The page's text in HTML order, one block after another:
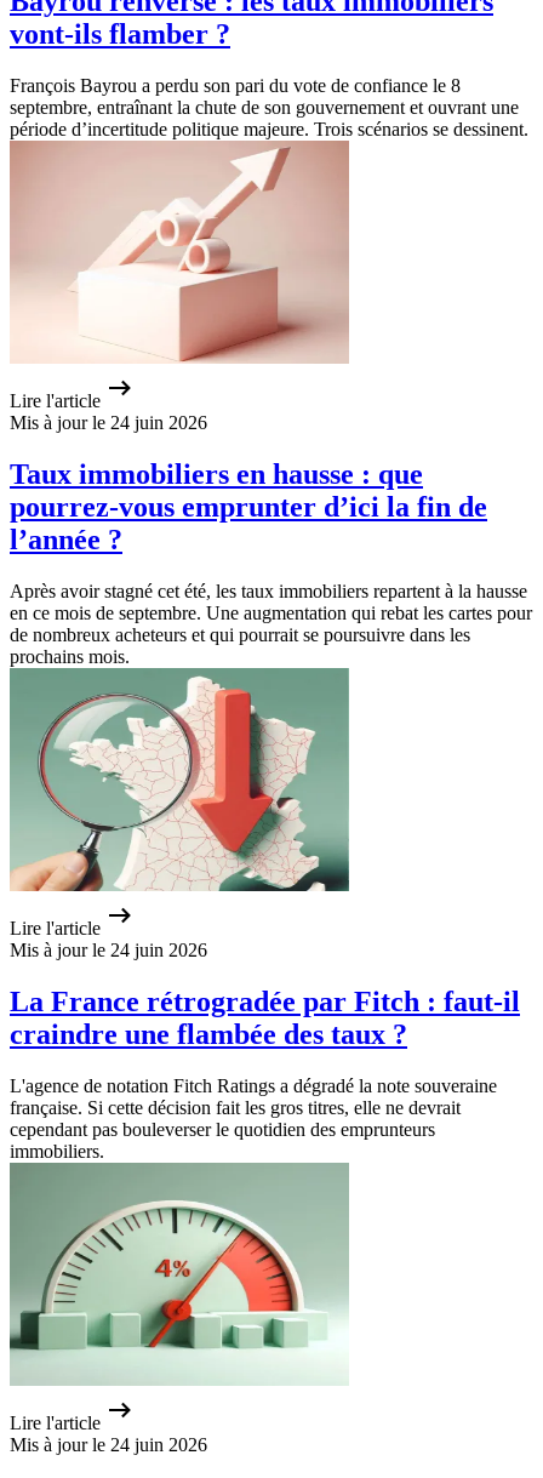
vont-ils flamber ?
François Bayrou a perdu son pari du vote de confiance le 8
septembre, entraînant la chute de son gouvernement et ouvrant une
période d’incertitude politique majeure. Trois scénarios se dessinent.
Lire l'article
Mis à jour le 24 juin 2026
Taux immobiliers en hausse : que
pourrez-vous emprunter d’ici la fin de
l’année ?
Après avoir stagné cet été, les taux immobiliers repartent à la hausse
en ce mois de septembre. Une augmentation qui rebat les cartes pour
de nombreux acheteurs et qui pourrait se poursuivre dans les
prochains mois.
Lire l'article
Mis à jour le 24 juin 2026
La France rétrogradée par Fitch : faut-il
craindre une flambée des taux ?
L'agence de notation Fitch Ratings a dégradé la note souveraine
française. Si cette décision fait les gros titres, elle ne devrait
cependant pas bouleverser le quotidien des emprunteurs
immobiliers.
Lire l'article
Mis à jour le 24 juin 2026